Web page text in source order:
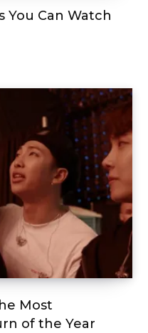
You Can Watch
Most
of the Year